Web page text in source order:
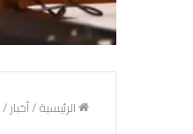
الرئيسية/أخبار/